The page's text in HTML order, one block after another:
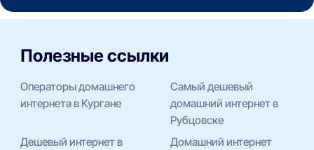
Полезные ссылки
Операторы домашнего
интернета в Кургане
Самый дешевый
домашний интернет в
Рубцовске
Дешевый интернет в
Домашний интернет